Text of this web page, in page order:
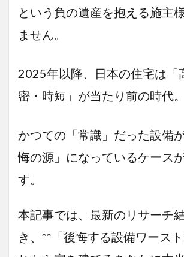
という負の遺産を抱える施主
ません。
2025年以降、日本の住宅は「
密・時短」が当たり前の時代。
かつての「常識」だった設備
悔の源」になっているケース
す。
本記事では、最新のリサーチ
き、**「後悔する設備ワース